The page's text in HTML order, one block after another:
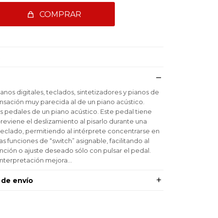
COMPRAR
digitales, teclados, sintetizadores y pianos de
muy parecida al de un piano acústico.
pedales de un piano acústico. Este pedal tiene
el deslizamiento al pisarlo durante una
permitiendo al intérprete concentrarse en
funciones de “switch” asignable, facilitando al
o ajuste deseado sólo con pulsar el pedal.
mejora…
envío